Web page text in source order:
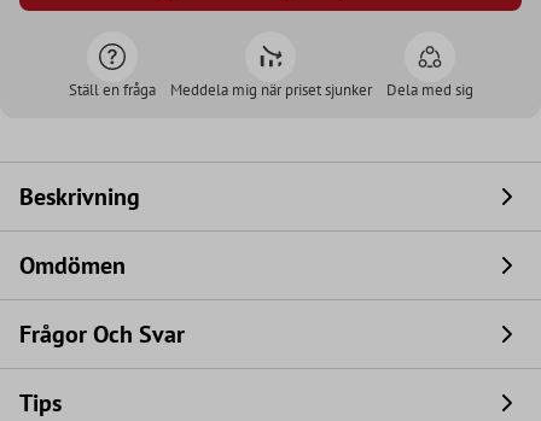
Ställ en fråga Meddela mig när priset sjunker Dela med sig
Beskrivning
Omdömen
Frågor Och Svar
Tips